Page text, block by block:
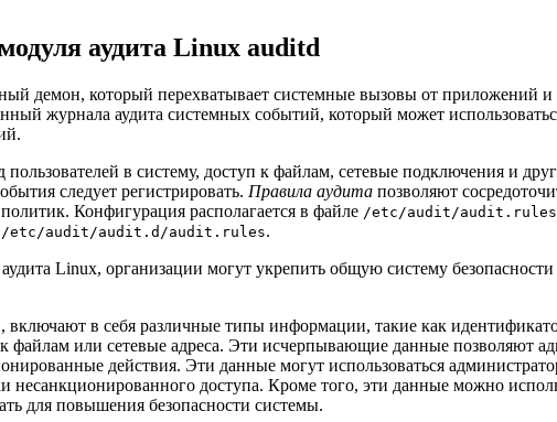
аудита Linux auditd
демон, который перехватывает системные вызовы от приложений и
журнала аудита системных событий, который может
в систему, доступ к файлам, сетевые подключения и
следует регистрировать. Правила аудита позволяют
Конфигурация располагается в файле /etc/audit/audit.rules
/etc/audit/audit.d/audit.rules.
Linux, организации могут укрепить общую систему
, включают в себя различные типы информации, такие как
файлам или сетевые адреса. Эти исчерпывающие данные позволяют
действия. Эти данные могут использоваться
несанкционированного доступа. Кроме того, эти данные можно
для повышения безопасности системы.